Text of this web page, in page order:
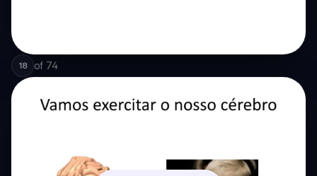
18 of 74